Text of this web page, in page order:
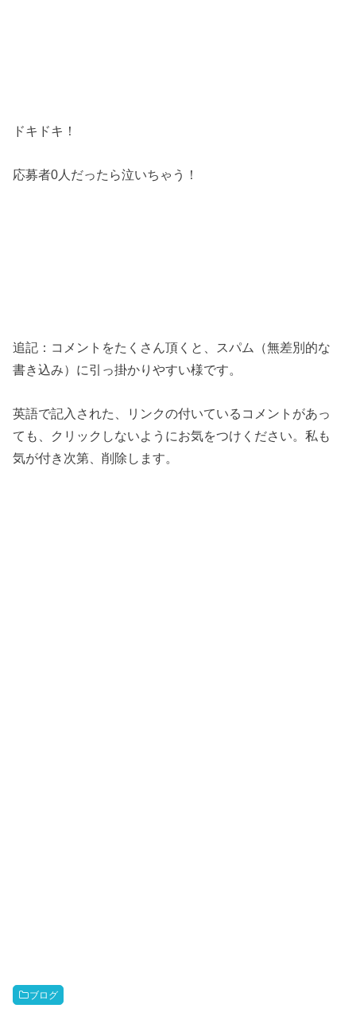
ドキドキ！
応募者0人だったら泣いちゃう！
追記：コメントをたくさん頂くと、スパム（無差別的な
書き込み）に引っ掛かりやすい様です。
英語で記入された、リンクの付いているコメントがあっ
ても、クリックしないようにお気をつけください。私も
気が付き次第、削除します。
ブログ